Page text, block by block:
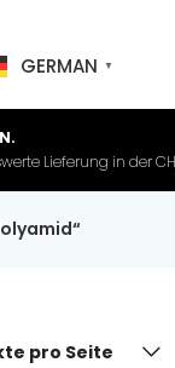
GERMAN ▼
Lieferung in der CH,
pro Seite